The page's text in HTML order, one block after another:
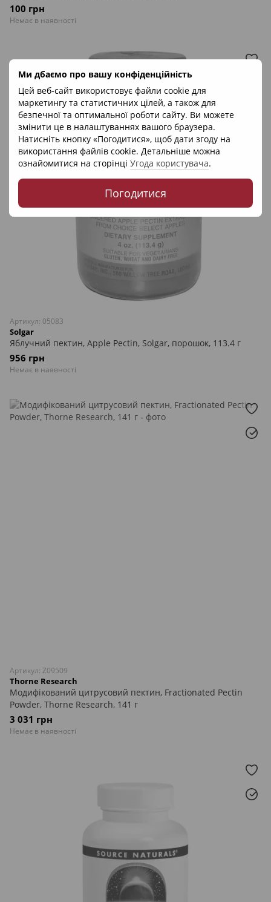
Ми дбаємо про вашу конфіденційність
Цей веб-сайт використовує файли cookie для
маркетингу та статистичних цілей, а також для
безпечної та оптимальної роботи сайту. Ви можете
змінити це в налаштуваннях вашого браузера.
Натисніть кнопку «Погодитися», щоб дати згоду на
використання файлів cookie. Детальніше можна
ознайомитися на сторінці Угода користувача.
Погодитися
100 грн
Немає в наявності
Артикул: 05083
Solgar
Яблучний пектин, Apple Pectin, Solgar, порошок, 113.4 г
956 грн
Немає в наявності
Артикул: Z09509
Thorne Research
Модифікований цитрусовий пектин, Fractionated Pectin
Powder, Thorne Research, 141 г
3 031 грн
Немає в наявності